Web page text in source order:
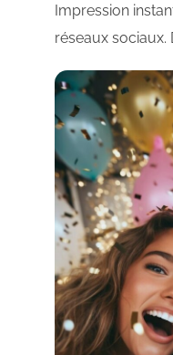
Impression
réseaux sociaux.